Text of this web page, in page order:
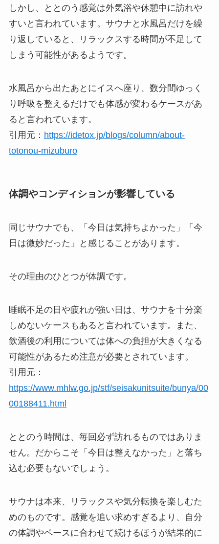
しかし、ととのう感覚は外気浴や休憩中に訪れや
すいと言われています。サウナと水風呂だけを繰
り返していると、リラックスする時間が不足して
しまう可能性があるようです。
水風呂から出たあとにイスへ座り、数分間ゆっく
り呼吸を整えるだけでも体感が変わるケースがあ
ると言われています。
引用元： https://idetox.jp/blogs/column/about-
totonou-mizuburo
体調やコンディションが影響している
同じサウナでも、「今日は気持ちよかった」「今
日は微妙だった」と感じることがあります。
その理由のひとつが体調です。
睡眠不足の日や疲れが強い日は、サウナを十分楽
しめないケースもあると言われています。また、
飲酒後の利用については体への負担が大きくなる
可能性があるため注意が必要とされています。
引用元：
https://www.mhlw.go.jp/stf/seisakunitsuite/bunya/00
00188411.html
ととのう時間は、毎回必ず訪れるものではありま
せん。だからこそ「今日は整えなかった」と落ち
込む必要もないでしょう。
サウナは本来、リラックスや気分転換を楽しむた
めのものです。感覚を追い求めすぎるより、自分
の体調やペースに合わせて続けるほうが結果的に